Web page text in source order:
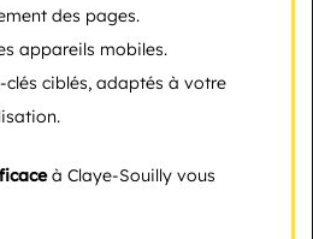
des pages.
appareils mobiles.
clés ciblés, adaptés à votre
à Claye-Souilly vous